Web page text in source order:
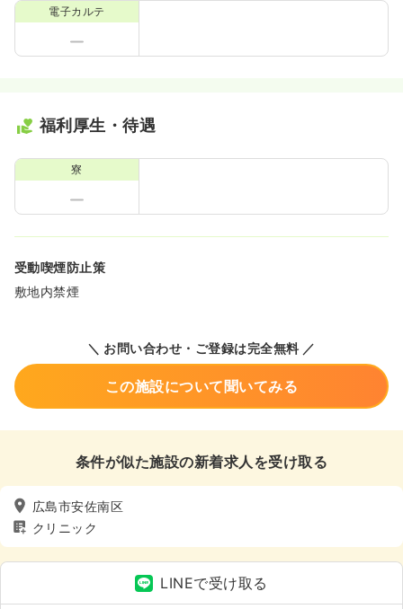
電子カルテ
福利厚生・待遇
寮
受動喫煙防止策
敷地内禁煙
＼ お問い合わせ・ご登録は完全無料 ／
この施設について聞いてみる
条件が似た施設の新着求人を受け取る
広島市安佐南区
クリニック
LINEで受け取る